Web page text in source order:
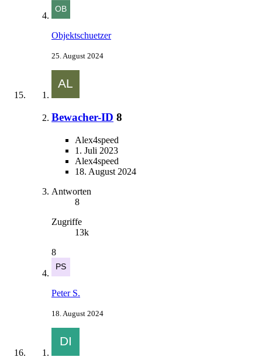
Objektschuetzer
25. August 2024
Bewacher-ID 8
Alex4speed
1. Juli 2023
Alex4speed
18. August 2024
Antworten
8
Zugriffe
13k
8
Peter S.
18. August 2024